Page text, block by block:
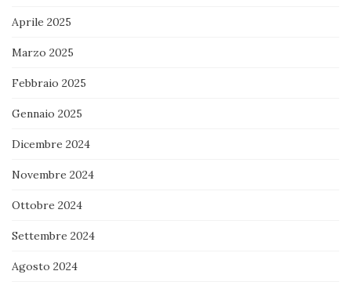
Aprile 2025
Marzo 2025
Febbraio 2025
Gennaio 2025
Dicembre 2024
Novembre 2024
Ottobre 2024
Settembre 2024
Agosto 2024